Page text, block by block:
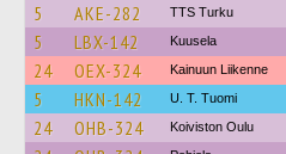
5 AKE-282 TTS Turku
5 LBX-142 Kuusela
24 OEX-324 Kainuun Liikenne
5 HKN-142 U. T. Tuomi
24 OHB-324 Koiviston Oulu